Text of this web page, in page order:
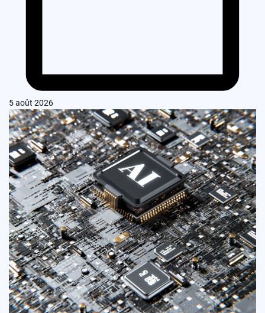
5 août 2026